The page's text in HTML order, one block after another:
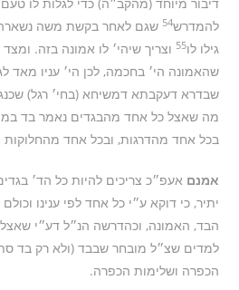
להמדרש54 שגם לאחר בקשת משה נשארה
גילו לו55 וצריך שיהי׳ לו אמונה בזה.
שהאמונה הי׳ בחכמה, לכן הי׳ עניו מאד
שבדרא דעקבתא דמשיחא (בחי׳ רגל)
מה שאצל כל אחד מהבגדים נאמר בד
בכל אחד מהדרגות, ובכל אחד מהחלוקות
אמנםאעפ״כ צריכים להיות כל הד׳
יתיר, כי דוקא ע״י כל אחד לפי ענינו
הבד, האמונה, וכהדרשה הנ״ל דע״י
למדים שצ״ל מובחר שבבד (ולא רק בד
הכפרה ושלימות הכפרה.